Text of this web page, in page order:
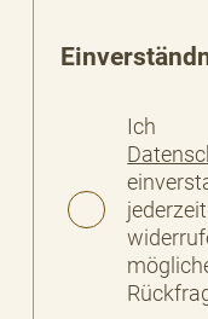
Ich